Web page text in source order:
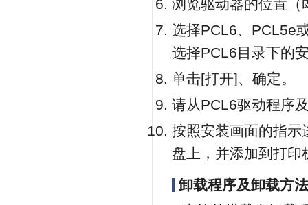
浏览驱动器的位置（
选择PCL6、PCL5e
选择PCL6目录下的
单击[打开]、确定。
请从PCL6驱动程序
按照安装画面的指示
盘上，并添加到打印
卸载程序及卸载方法